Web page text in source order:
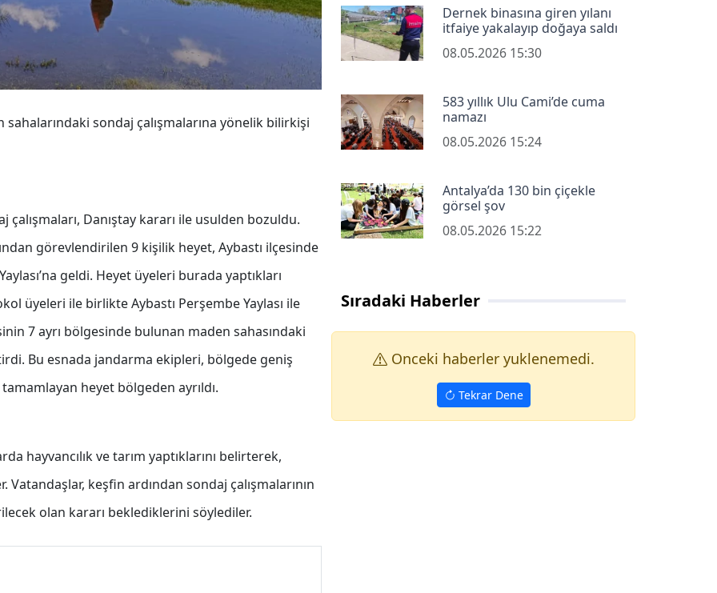
sondaj çalışmalarına yönelik bilirkişi
Danıştay kararı ile usulden bozuldu.
görevlendirilen 9 kişilik heyet, Aybastı ilçesinde
geldi. Heyet üyeleri burada yaptıkları
üyeleri ile birlikte Aybastı Perşembe Yaylası ile
7 ayrı bölgesinde bulunan maden sahasındaki
Bu esnada jandarma ekipleri, bölgede geniş
heyet bölgeden ayrıldı.
hayvancılık ve tarım yaptıklarını belirterek,
keşfin ardından sondaj çalışmalarının
olan kararı beklediklerini söylediler.
Dernek binasına giren yılanı
itfaiye yakalayıp doğaya saldı
08.05.2026 15:30
583 yıllık Ulu Cami’de cuma
namazı
08.05.2026 15:24
Antalya’da 130 bin çiçekle
görsel şov
08.05.2026 15:22
Sıradaki Haberler
Onceki haberler yuklenemedi.
Tekrar Dene